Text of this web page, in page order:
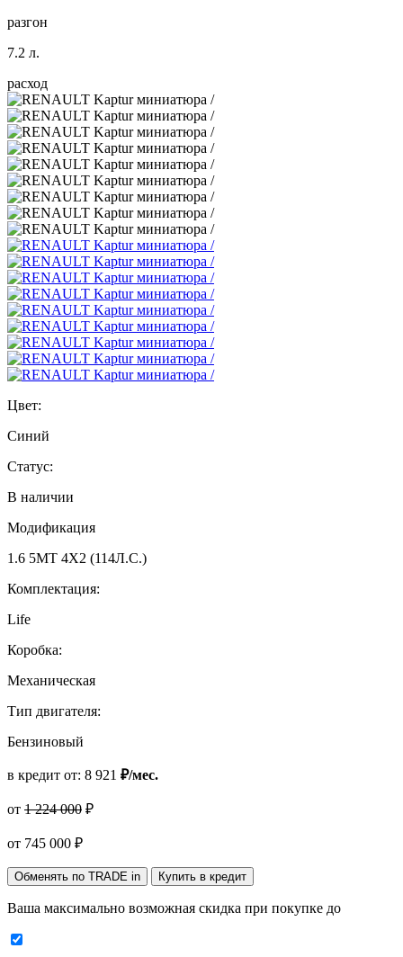
разгон
7.2 л.
расход
Цвет:
Синий
Статус:
В наличии
Модификация
1.6 5MT 4X2 (114Л.С.)
Комплектация:
Life
Коробка:
Механическая
Тип двигателя:
Бензиновый
в кредит от: 8 921 ₽/мес.
от 1 224 000 ₽
от 745 000 ₽
Обменять по TRADE in Купить в кредит
Ваша максимально возможная скидка при покупке до